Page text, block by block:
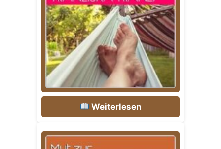
Weiterlesen